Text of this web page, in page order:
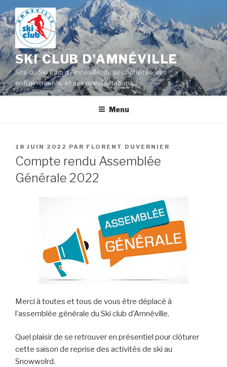
au
contenu
principal
SKI CLUB D'AMNÉVILLE
Site du Ski Club d'Amnéville, de ses activités, ses
entrainements, et ses manifestations
Menu
PUBLIÉ
LE
18 JUIN 2022 PAR FLORENT DUVERNIER
Compte rendu Assemblée
Générale 2022
Merci à toutes et tous de vous être déplacé à
l’assemblée générale du Ski club d’Amnéville.
Quel plaisir de se retrouver en présentiel pour clôturer
cette saison de reprise des activités de ski au
Snowwolrd.